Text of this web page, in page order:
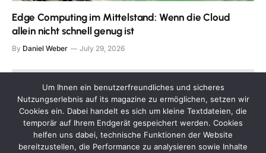
Edge Computing im Mittelstand: Wenn die Cloud
allein nicht schnell genug ist
By Daniel Weber July 29, 2026
Um Ihnen ein benutzerfreundliches und sicheres
Nutzungserlebnis auf its magazine zu ermöglichen, setzen wir
Cookies ein. Dabei handelt es sich um kleine Textdateien, die
temporär auf Ihrem Endgerät gespeichert werden. Cookies
helfen uns dabei, technische Funktionen der Website
bereitzustellen, die Performance zu analysieren sowie Inhalte